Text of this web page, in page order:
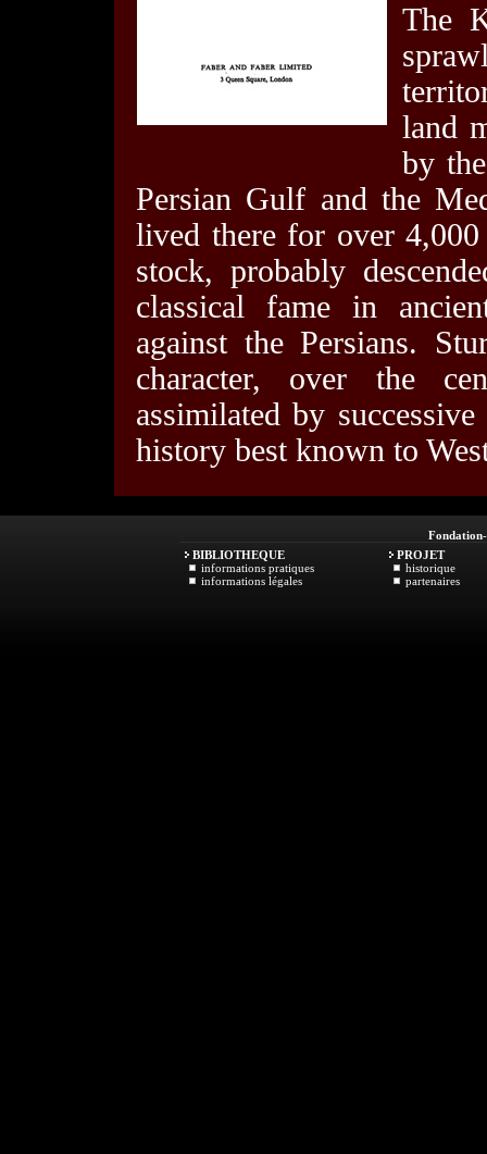
The
land
by
Persian Gulf and the
lived there for over
stock, probably
classical fame in
against the Persians.
character, over the
assimilated by
history best known to
Fondation
BIBLIOTHEQUE
informations pratiques
informations légales
PROJET
historique
partenaires